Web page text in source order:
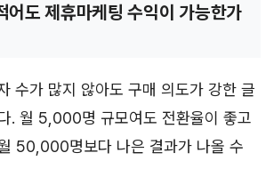
어도 제휴마케팅 수익이 가능한가
수가 많지 않아도 구매 의도가 강한 글
. 월 5,000명 규모여도 전환율이 좋고
50,000명보다 나은 결과가 나올 수